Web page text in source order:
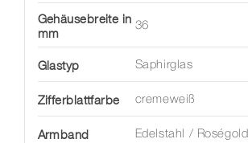
Gehäusebreite in
mm
36
Glastyp Saphirglas
Zifferblattfarbe cremeweiß
Armband Edelstahl / Roségold